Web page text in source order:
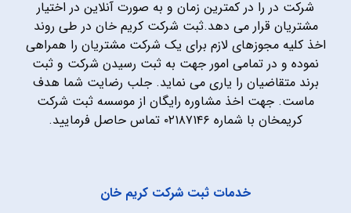
شرکت در را در کمترین زمان و به صورت آنلاین در اختیار
مشتریان قرار می دهد.ثبت شرکت کریم خان در طی روند
اخذ کلیه مجوزهای لازم برای یک شرکت مشتریان را همراهی
نموده و در تمامی امور جهت به ثبت رسیدن شرکت و ثبت
برند متقاضیان را یاری می نماید. جلب رضایت شما هدف
ماست. جهت اخذ مشاوره رایگان از موسسه ثبت شرکت
کریمخان با شماره ۰۲۱۸۷۱۴۶ تماس حاصل فرمایید.
خدمات ثبت شرکت کریم خان